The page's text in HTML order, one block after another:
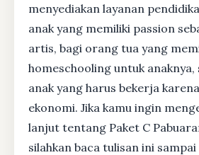
menyediakan layanan
anak yang memiliki passion
artis, bagi orang tua yang
homeschooling untuk
anak yang harus bekerja
ekonomi. Jika kamu ingin
lanjut tentang Paket C
silahkan baca tulisan ini sampai